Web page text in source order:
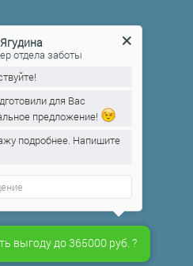
выгоду до 365000 руб. ?
отдела заботы
для Вас
предложение!
подробнее. Напишите